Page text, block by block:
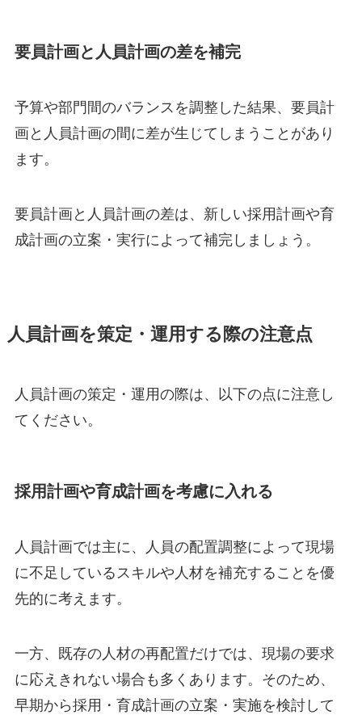
要員計画と人員計画の差を補完
予算や部門間のバランスを調整した結果、要員計
画と人員計画の間に差が生じてしまうことがあり
ます。
要員計画と人員計画の差は、新しい採用計画や育
成計画の立案・実行によって補完しましょう。
人員計画を策定・運用する際の注意点
人員計画の策定・運用の際は、以下の点に注意し
てください。
採用計画や育成計画を考慮に入れる
人員計画では主に、人員の配置調整によって現場
に不足しているスキルや人材を補充することを優
先的に考えます。
一方、既存の人材の再配置だけでは、現場の要求
に応えきれない場合も多くあります。そのため、
早期から採用・育成計画の立案・実施を検討して